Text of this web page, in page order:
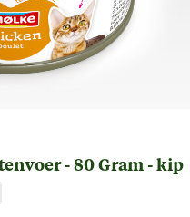
- 80 Gram - kip